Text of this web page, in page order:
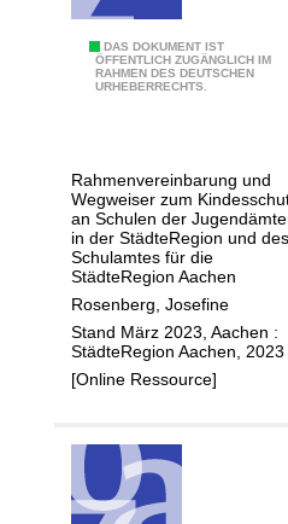
f
e
n
t
z
e
n
DAS DOKUMENT IST
ÖFFENTLICH ZUGÄNGLICH IM
RAHMEN DES DEUTSCHEN
URHEBERRECHTS.
u
s
s
e
t
w
a
s
u
"
Rahmenvereinbarung und
Wegweiser zum
an Schulen der
in der StädteRegion und des
Schulamtes für die
StädteRegion Aachen
Rosenberg, Josefine
Stand März 2023, Aachen :
StädteRegion Aachen, 2023
[Online Ressource]